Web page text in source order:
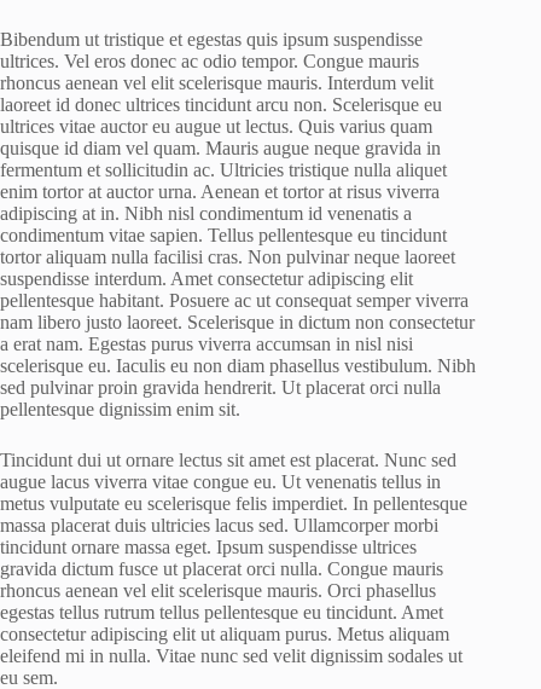
Bibendum ut tristique et egestas quis ipsum suspendisse
ultrices. Vel eros donec ac odio tempor. Congue mauris
rhoncus aenean vel elit scelerisque mauris. Interdum velit
laoreet id donec ultrices tincidunt arcu non. Scelerisque eu
ultrices vitae auctor eu augue ut lectus. Quis varius quam
quisque id diam vel quam. Mauris augue neque gravida in
fermentum et sollicitudin ac. Ultricies tristique nulla aliquet
enim tortor at auctor urna. Aenean et tortor at risus viverra
adipiscing at in. Nibh nisl condimentum id venenatis a
condimentum vitae sapien. Tellus pellentesque eu tincidunt
tortor aliquam nulla facilisi cras. Non pulvinar neque laoreet
suspendisse interdum. Amet consectetur adipiscing elit
pellentesque habitant. Posuere ac ut consequat semper viverra
nam libero justo laoreet. Scelerisque in dictum non consectetur
a erat nam. Egestas purus viverra accumsan in nisl nisi
scelerisque eu. Iaculis eu non diam phasellus vestibulum. Nibh
sed pulvinar proin gravida hendrerit. Ut placerat orci nulla
pellentesque dignissim enim sit.
Tincidunt dui ut ornare lectus sit amet est placerat. Nunc sed
augue lacus viverra vitae congue eu. Ut venenatis tellus in
metus vulputate eu scelerisque felis imperdiet. In pellentesque
massa placerat duis ultricies lacus sed. Ullamcorper morbi
tincidunt ornare massa eget. Ipsum suspendisse ultrices
gravida dictum fusce ut placerat orci nulla. Congue mauris
rhoncus aenean vel elit scelerisque mauris. Orci phasellus
egestas tellus rutrum tellus pellentesque eu tincidunt. Amet
consectetur adipiscing elit ut aliquam purus. Metus aliquam
eleifend mi in nulla. Vitae nunc sed velit dignissim sodales ut
eu sem.